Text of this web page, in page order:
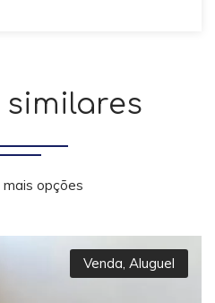
similares
mais opções
Venda, Aluguel